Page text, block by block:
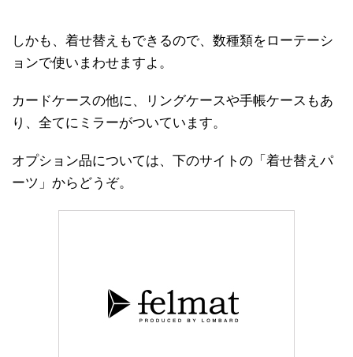
しかも、着せ替えもできるので、数種類をローテーシ
ョンで使いまわせますよ。
カードケースの他に、リングケースや手帳ケースもあ
り、全てにミラーがついています。
オプション品については、下のサイトの「着せ替えパ
ーツ」からどうぞ。